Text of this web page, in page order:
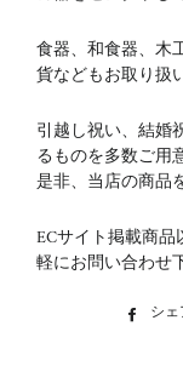
食器、和食器、木
貨などもお取り扱
引越し祝い、結婚
るものを多数ご用
是非、当店の商品
ECサイト掲載商
軽にお問い合わせ
シ